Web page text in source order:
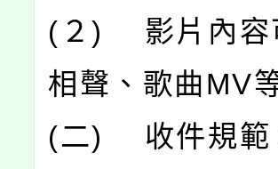
(２) 影片內容
相聲、歌曲MV
(二) 收件規範